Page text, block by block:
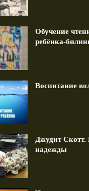
Обучение
ребёнка-
Воспитание
Джудит Скотт.
надежды